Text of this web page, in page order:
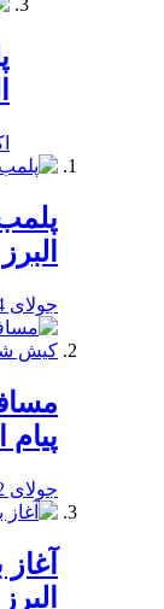
البرز
جولای 14, 2020
جولای 2, 2020
البرز